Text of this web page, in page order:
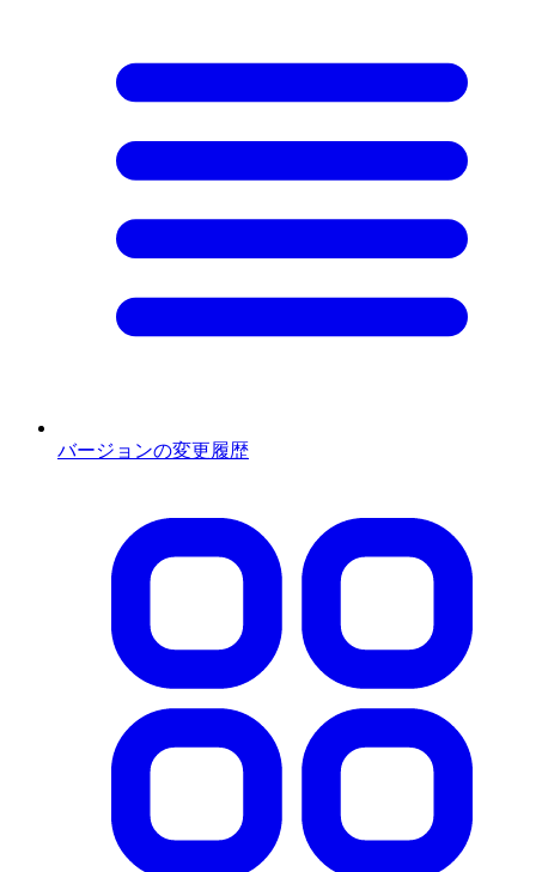
バージョンの変更履歴